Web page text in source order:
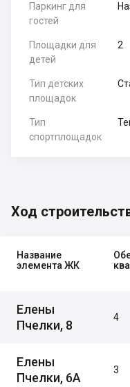
Паркинг для
гостей
Площадки для
детей
2
Тип детских
площадок
Тип
спортплощадок
Ход
Название
элемента ЖК
Елены
Пчелки, 8
4
Елены
Пчелки, 6А
3